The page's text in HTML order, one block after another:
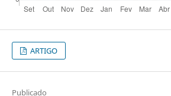
ARTIGO
Publicado